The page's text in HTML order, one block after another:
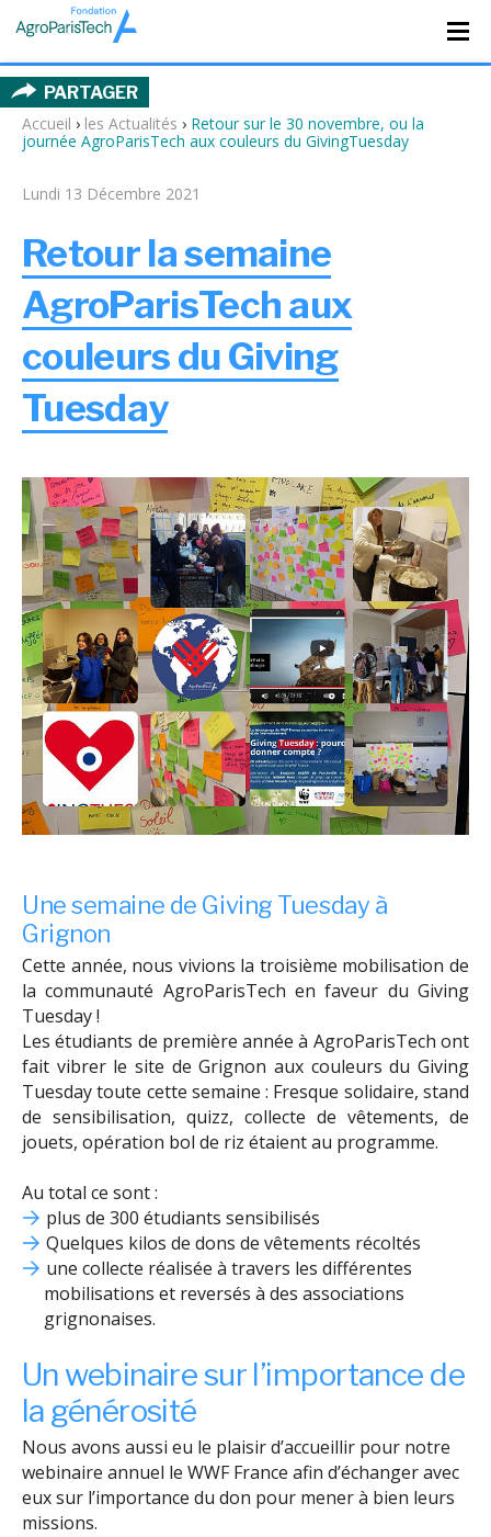
PARTAGER
Accueil › les Actualités › Retour sur le 30 novembre, ou la
journée AgroParisTech aux couleurs du GivingTuesday
Lundi 13 Décembre 2021
Retour la semaine
AgroParisTech aux
couleurs du Giving
Tuesday
Une semaine de Giving Tuesday à
Grignon
Cette année, nous vivions la troisième mobilisation de
la communauté AgroParisTech en faveur du Giving
Tuesday !
Les étudiants de première année à AgroParisTech ont
fait vibrer le site de Grignon aux couleurs du Giving
Tuesday toute cette semaine : Fresque solidaire, stand
de sensibilisation, quizz, collecte de vêtements, de
jouets, opération bol de riz étaient au programme.
Au total ce sont :
plus de 300 étudiants sensibilisés
Quelques kilos de dons de vêtements récoltés
une collecte réalisée à travers les différentes
mobilisations et reversés à des associations
grignonaises.
Un webinaire sur l’importance de
la générosité
Nous avons aussi eu le plaisir d’accueillir pour notre
webinaire annuel le WWF France afin d’échanger avec
eux sur l’importance du don pour mener à bien leurs
missions.